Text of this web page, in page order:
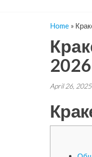
Home »
2026
April 26, 2025